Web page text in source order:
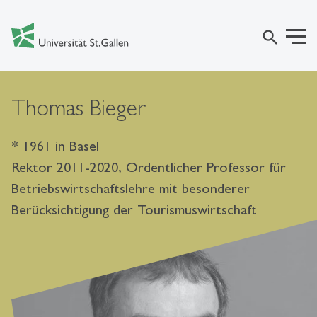
search
Thomas Bieger
* 1961 in Basel
Rektor 2011-2020, Ordentlicher Professor für
Betriebswirtschaftslehre mit besonderer
Berücksichtigung der Tourismuswirtschaft